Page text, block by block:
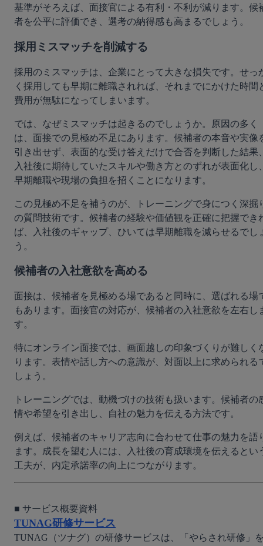
基準がそろえば、面接官による有利・不利が減ります。候
者を公平に評価でき、選考の納得感も高まるでしょう。
採用ミスマッチを削減する
採用のミスマッチは、企業にとって大きな損失です。せっ
く採用しても早期に離職されれば、それまでにかけた時間
費用が無駄になってしまいます。
では、なぜミスマッチは起きるのでしょうか。原因の多く
は、面接での見極め不足にあります。候補者の本音や実像
引き出せず、表面的な受け答えだけで合否を判断した結果
入社後に期待していたスキルや働き方とのずれが表面化し
早期離職や現場の負担を招くことになります。
この見極め不足を補うのが、トレーニングで身につく深掘
の質問技術です。候補者の経験や価値観を正確に把握でき
ば、入社後のギャップ、ひいては早期離職を減らせるでし
う。
候補者の入社意欲を高める
面接は、候補者を見極める場であると同時に、選ばれる場
もあります。面接官の対応が、候補者の入社意欲を左右し
す。
特にオンライン面接では、画面越しの印象づくりが難しく
ります。表情や話し方への意識が、対面以上に求められる
しょう。
トレーニングでは、動機づけの技術も扱います。候補者の
情や希望を引き出し、自社の魅力を伝える方法です。
例えば、候補者のキャリア志向に合わせて仕事の魅力を語
ます。成長を望む人には、入社後の育成環境を伝えるとい
工夫が、内定承諾率の向上につながります。
TUNAG研修サービス
TUNAG（ツナグ）の研修サービスは、「やらされ研修」